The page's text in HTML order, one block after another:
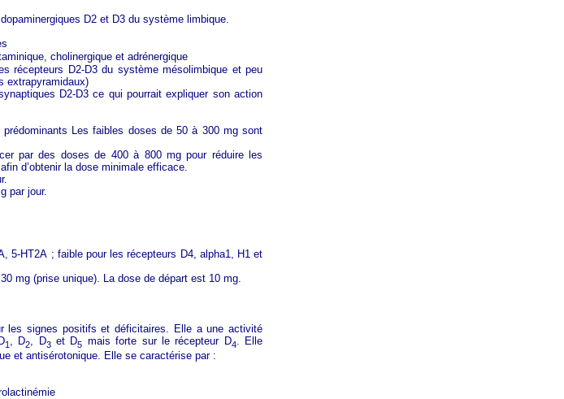
D2 et D3 du système limbique.
cholinergique et adrénergique
récepteurs D2-D3 du système mésolimbique et peu
extrapyramidaux)
D2-D3 ce qui pourrait expliquer son action
Les faibles doses de 50 à 300 mg sont
par des doses de 400 à 800 mg pour réduire les
d’obtenir la dose minimale efficace.
par jour.
5-HT2A ; faible pour les récepteurs D4, alpha1, H1 et
mg (prise unique). La dose de départ est 10 mg.
les signes positifs et déficitaires. Elle a une activité
1 , D2, D3et D5 mais forte sur le récepteur D4. Elle
et antisérotonique. Elle se caractérise par :